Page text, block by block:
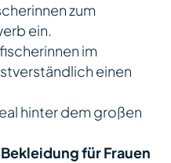
zum
ein.
im
einen
hinter dem großen
für Frauen